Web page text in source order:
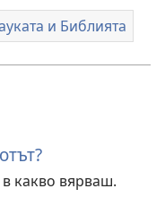
и Библията
какво вярваш.